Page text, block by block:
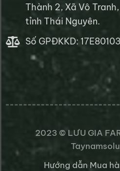
Thành 2, Xã Vô Tranh, huyện Phú Lương,
tỉnh Thái Nguyên.
Số GPĐKKD:
2023 © LƯU GIA
Hướng dẫn Mua